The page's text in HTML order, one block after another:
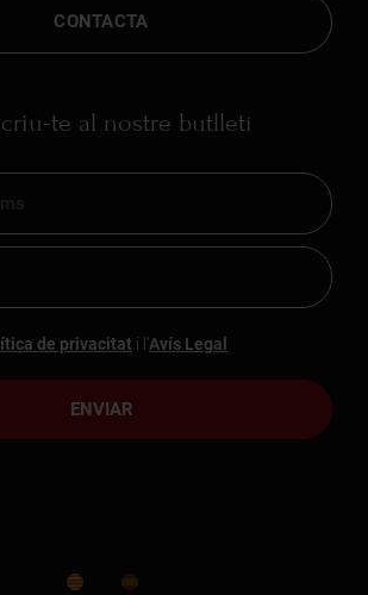
CONTACTA
te al nostre butlletí
ENVIAR
de privacitat i l'Avís Legal